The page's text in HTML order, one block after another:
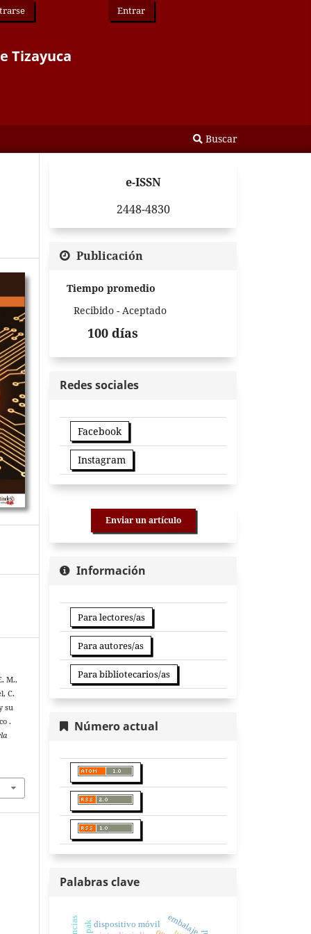
Tizayuca
Buscar
Entrar
M.,
C.
su
.
e-ISSN
2448-4830
Publicación
Tiempo promedio
Recibido - Aceptado
100 días
Redes sociales
Facebook
Instagram
Enviar un artículo
Información
Para lectores/as
Para autores/as
Para bibliotecarios/as
Número actual
Palabras clave
embalaje
dispositivo móvil